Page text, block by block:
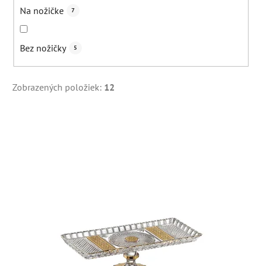
Na nožičke 7
Bez nožičky 5
Zobrazených položiek: 12